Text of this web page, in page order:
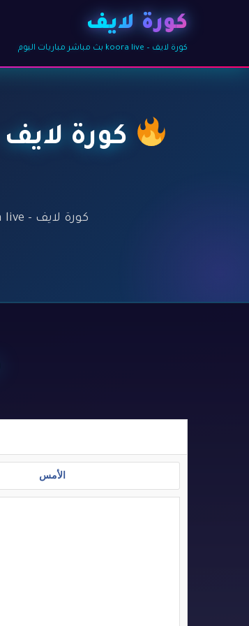
كورة لايف
كورة لايف – koora live بث مباشر مباريات اليوم
الأمس